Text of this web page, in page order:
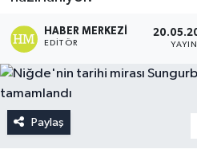
HABER MERKEZI
EDITÖR
Paylaş